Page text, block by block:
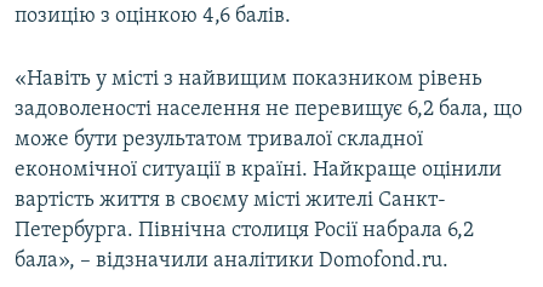
позицію з оцінкою 4,6 балів.
«Навіть у місті з найвищим показником рівень
задоволеності населення не перевищує 6,2 бала, що
може бути результатом тривалої складної
економічної ситуації в країні. Найкраще оцінили
вартість життя в своєму місті жителі Санкт-
Петербурга. Північна столиця Росії набрала 6,2
бала», – відзначили аналітики Domofond.ru.